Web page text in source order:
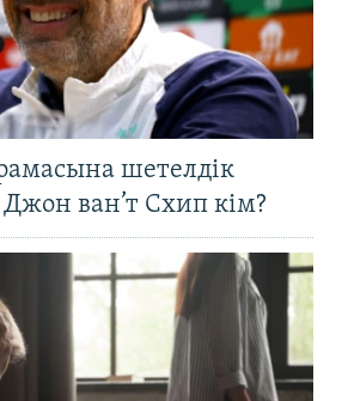
шетелдік
Джон ван’т Схип кім?